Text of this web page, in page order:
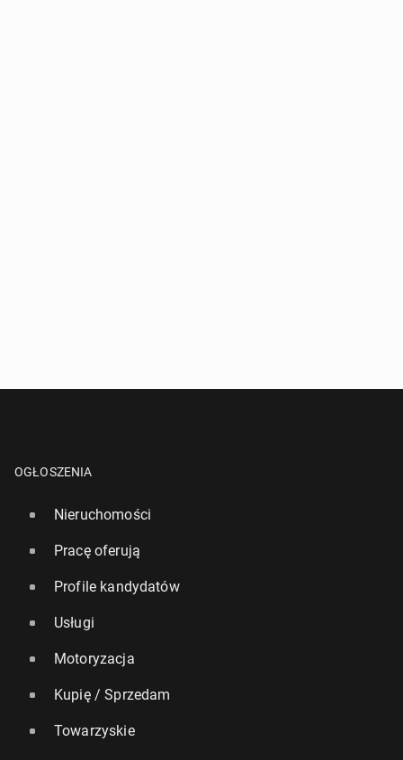
OGŁOSZENIA
Nieruchomości
Pracę oferują
Profile kandydatów
Usługi
Motoryzacja
Kupię / Sprzedam
Towarzyskie